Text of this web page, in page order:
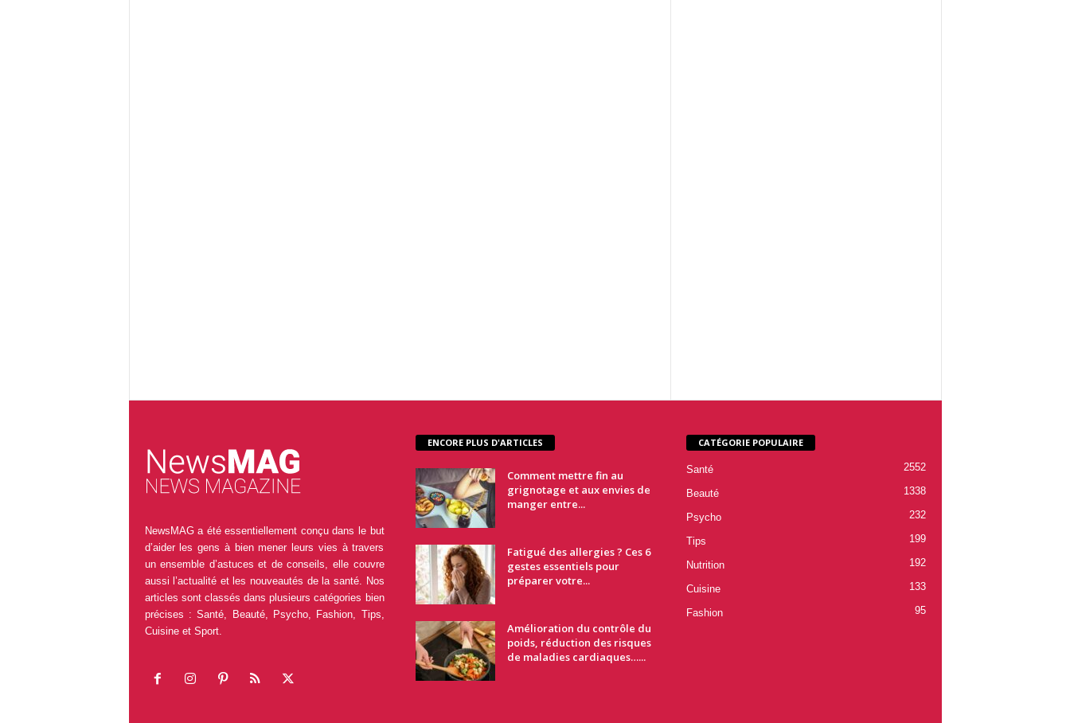
NewsMAG a été essentiellement conçu dans le but
d’aider les gens à bien mener leurs vies à travers
un ensemble d’astuces et de conseils, elle couvre
aussi l’actualité et les nouveautés de la santé. Nos
articles sont classés dans plusieurs catégories bien
précises : Santé, Beauté, Psycho, Fashion, Tips,
Cuisine et Sport.
ENCORE PLUS D'ARTICLES
Comment mettre fin au
grignotage et aux envies de
manger entre...
Fatigué des allergies ? Ces 6
gestes essentiels pour
préparer votre...
Amélioration du contrôle du
poids, réduction des risques
de maladies cardiaques…...
CATÉGORIE POPULAIRE
Santé 2552
Beauté 1338
Psycho 232
Tips 199
Nutrition 192
Cuisine 133
Fashion 95